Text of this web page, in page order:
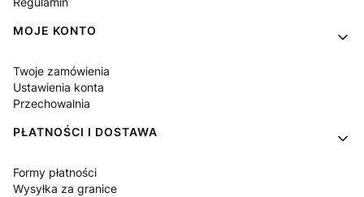
MOJE KONTO
Twoje zamówienia
Ustawienia konta
Przechowalnia
PŁATNOŚCI I DOSTAWA
Formy płatności
Wysyłka za granice